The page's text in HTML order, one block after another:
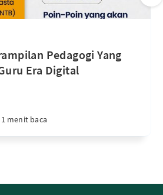
Pedagogi Yang
Era Digital
1 menit baca